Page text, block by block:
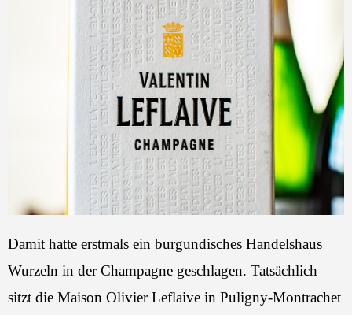
Damit hatte erstmals ein burgundisches Handelshaus
Wurzeln in der Champagne geschlagen. Tatsächlich
sitzt die Maison Olivier Leflaive in Puligny-Montrachet